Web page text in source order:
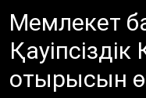
Мемлекет
Қауіпсіздік
отырысын